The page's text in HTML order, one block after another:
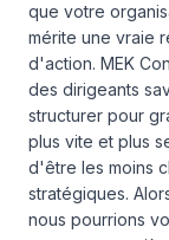
que votre
mérite une vraie
d'action. MEK
des dirigeants
structurer pour
plus vite et plus
d'être les moins
stratégiques.
nous pourrions